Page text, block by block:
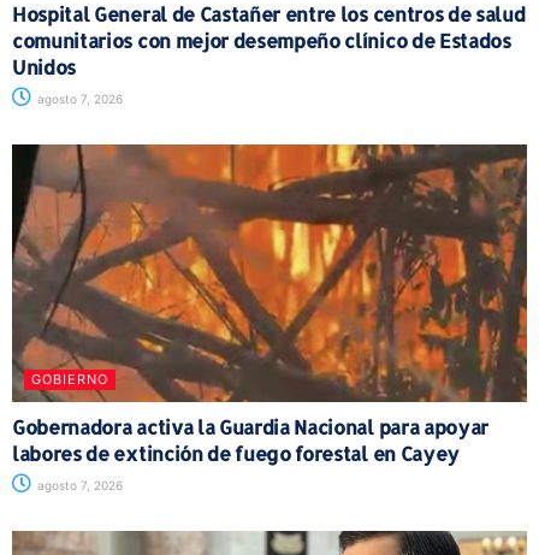
Hospital General de Castañer entre los centros de salud
comunitarios con mejor desempeño clínico de Estados
Unidos
agosto 7, 2026
GOBIERNO
Gobernadora activa la Guardia Nacional para apoyar
labores de extinción de fuego forestal en Cayey
agosto 7, 2026